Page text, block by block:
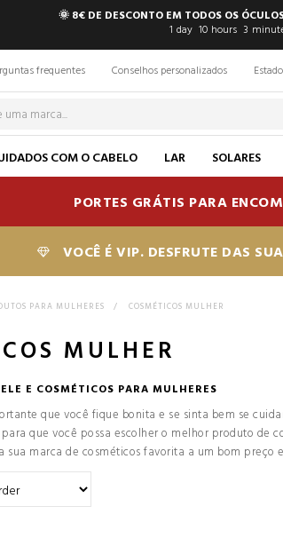
🌞 8€ DE DESCONTO EM TODOS OS
1 day 10 hours 3
frequentes Conselhos personalizados
COM O CABELO LAR SOLARES
PORTES GRÁTIS PARA
VOCÊ É VIP. DESFRUTE DAS
PARA MULHERES > COSMÉTICOS MULHER
MULHER
E COSMÉTICOS PARA MULHERES
que você fique bonita e se sinta bem se
que você possa escolher o melhor produto de
sua marca de cosméticos favorita a um bom